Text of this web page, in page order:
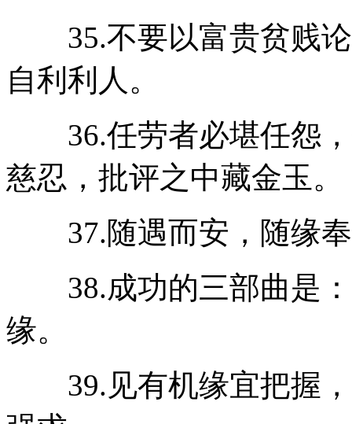
35.不要以富贵贫贱论
自利利人。
36.任劳者必堪任怨，
慈忍，批评之中藏金玉。
37.随遇而安，随缘
38.成功的三部曲是：
缘。
39.见有机缘宜把握，